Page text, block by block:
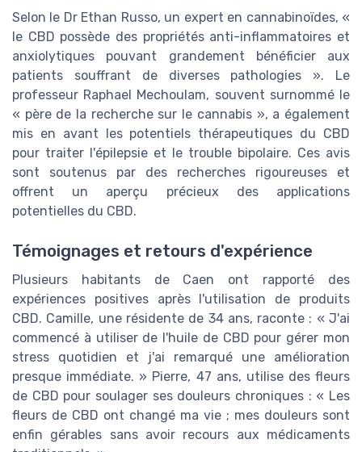
Selon le Dr Ethan Russo, un expert en cannabinoïdes, «
le CBD possède des propriétés anti-inflammatoires et
anxiolytiques pouvant grandement bénéficier aux
patients souffrant de diverses pathologies ». Le
professeur Raphael Mechoulam, souvent surnommé le
« père de la recherche sur le cannabis », a également
mis en avant les potentiels thérapeutiques du CBD
pour traiter l'épilepsie et le trouble bipolaire. Ces avis
sont soutenus par des recherches rigoureuses et
offrent un aperçu précieux des applications
potentielles du CBD.
Témoignages et retours d'expérience
Plusieurs habitants de Caen ont rapporté des
expériences positives après l'utilisation de produits
CBD. Camille, une résidente de 34 ans, raconte : « J'ai
commencé à utiliser de l'huile de CBD pour gérer mon
stress quotidien et j'ai remarqué une amélioration
presque immédiate. » Pierre, 47 ans, utilise des fleurs
de CBD pour soulager ses douleurs chroniques : « Les
fleurs de CBD ont changé ma vie ; mes douleurs sont
enfin gérables sans avoir recours aux médicaments